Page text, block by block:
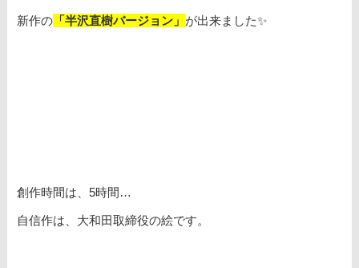
新作の「半沢直樹バージョン」 が出来ました✨
創作時間は、5時間…
自信作は、大和田取締役の絵です。